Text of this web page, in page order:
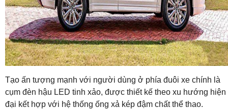
Tạo ấn tượng mạnh với người dùng ở phía đuôi xe chính là
cụm đèn hậu LED tinh xảo, được thiết kế theo xu hướng hiện
đại kết hợp với hệ thống ống xả kép đậm chất thể thao.